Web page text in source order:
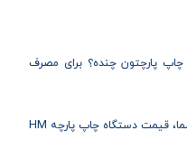
پارچتون چنده؟ برای مصرف
سلام و عرض خسته نباشید خدمت شما، قیمت دستگاه چاپ پارچه HM